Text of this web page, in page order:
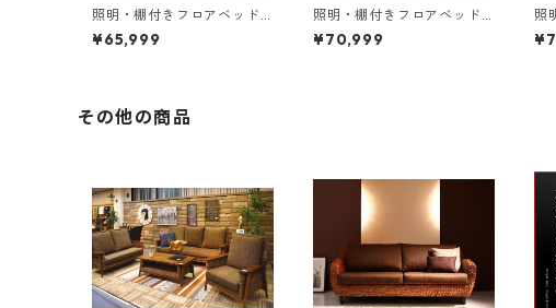
照明・棚付きフロアベッド
ROSSO ロッソ ボンネルコ
イルマットレス付き ダブル
¥65,999
照明・棚付きフロアベッド
ROSSO ロッソ ポケットコ
イルマットレス付き ダブル
¥70,999
照
-
ー
その他の商品